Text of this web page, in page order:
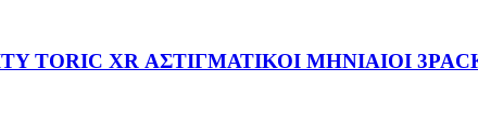
TORIC XR ΑΣΤΙΓΜΑΤΙΚΟΙ ΜΗΝΙΑΙΟΙ